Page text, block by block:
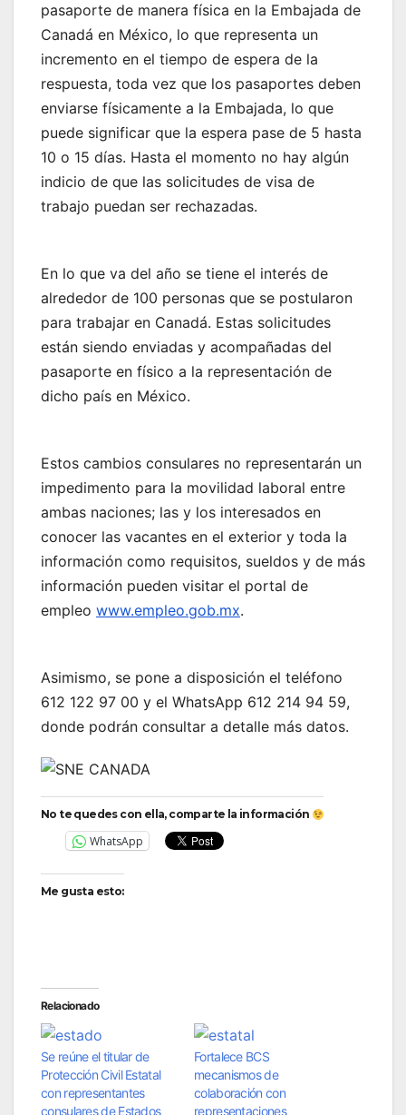
pasaporte de manera física en la Embajada de
Canadá en México, lo que representa un
incremento en el tiempo de espera de la
respuesta, toda vez que los pasaportes deben
enviarse físicamente a la Embajada, lo que
puede significar que la espera pase de 5 hasta
10 o 15 días. Hasta el momento no hay algún
indicio de que las solicitudes de visa de
trabajo puedan ser rechazadas.
En lo que va del año se tiene el interés de
alrededor de 100 personas que se postularon
para trabajar en Canadá. Estas solicitudes
están siendo enviadas y acompañadas del
pasaporte en físico a la representación de
dicho país en México.
Estos cambios consulares no representarán un
impedimento para la movilidad laboral entre
ambas naciones; las y los interesados en
conocer las vacantes en el exterior y toda la
información como requisitos, sueldos y de más
información pueden visitar el portal de
empleo www.empleo.gob.mx.
Asimismo, se pone a disposición el teléfono
612 122 97 00 y el WhatsApp 612 214 94 59,
donde podrán consultar a detalle más datos.
No te quedes con ella, comparte la información
WhatsApp
Me gusta esto:
Relacionado
Se reúne el titular de
Protección Civil Estatal
con representantes
consulares de Estados
Fortalece BCS
mecanismos de
colaboración con
representaciones